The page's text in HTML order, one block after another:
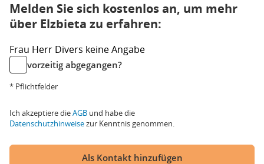
Melden Sie sich kostenlos an, um mehr
über Elzbieta zu erfahren:
Frau Herr Divers keine Angabe
vorzeitig abgegangen?
* Pflichtfelder
Ich akzeptiere dieAGB und habe die
Datenschutzhinweisezur Kenntnis genommen.
Als Kontakt hinzufügen